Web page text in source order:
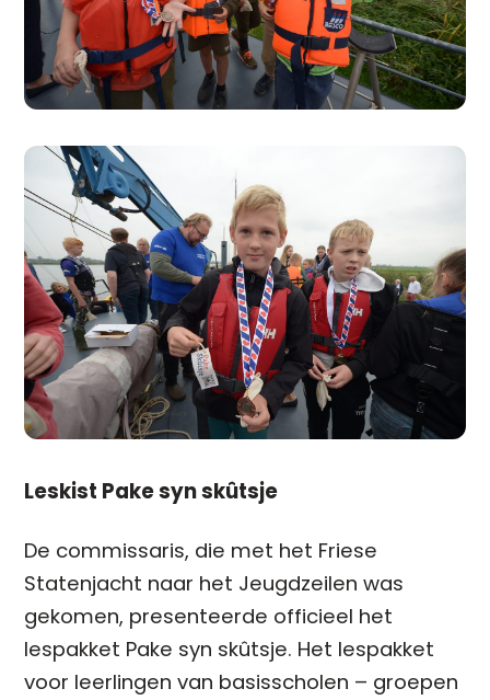
Leskist Pake syn skûtsje
De commissaris, die met het Friese
Statenjacht naar het Jeugdzeilen was
gekomen, presenteerde officieel het
lespakket Pake syn skûtsje. Het lespakket
voor leerlingen van basisscholen – groepen